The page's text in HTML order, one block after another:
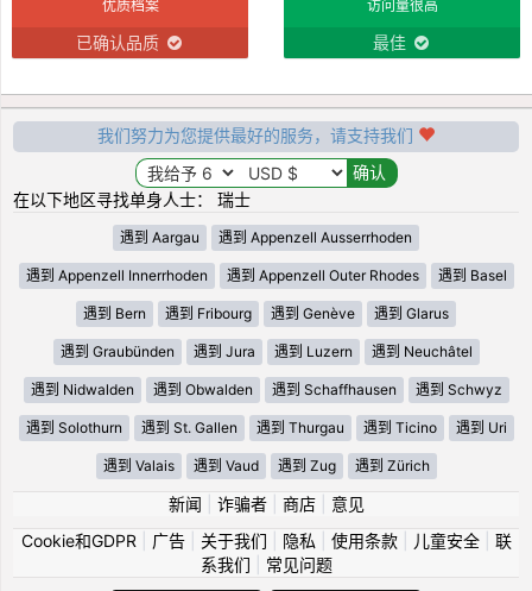
优质档案
已确认品质
访问量很高
最佳
我们努力为您提供最好的服务，请支持我们
在以下地区寻找单身人士： 瑞士
遇到 Aargau 遇到 Appenzell Ausserrhoden
遇到 Appenzell Innerrhoden 遇到 Appenzell Outer Rhodes 遇到 Basel
遇到 Bern 遇到 Fribourg 遇到 Genève 遇到 Glarus
遇到 Graubünden 遇到 Jura 遇到 Luzern 遇到 Neuchâtel
遇到 Nidwalden 遇到 Obwalden 遇到 Schaffhausen 遇到 Schwyz
遇到 Solothurn 遇到 St. Gallen 遇到 Thurgau 遇到 Ticino 遇到 Uri
遇到 Valais 遇到 Vaud 遇到 Zug 遇到 Zürich
新闻 诈骗者| 商店| 意见
Cookie和GDPR
广告| 关于我们 隐私 使用条款| 儿童安全| 联
系我们
常见问题